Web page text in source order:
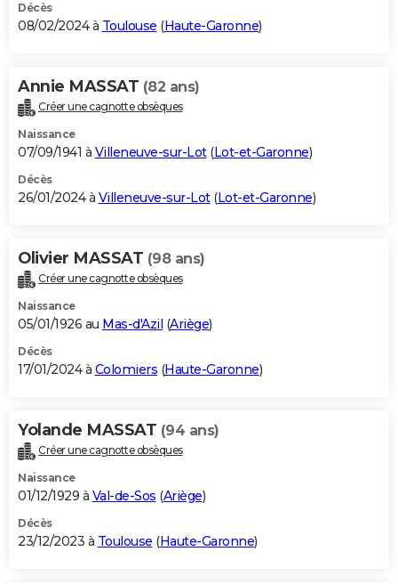
Décès
08/02/2024 à Toulouse (Haute-Garonne)
Annie MASSAT (82 ans)
Créer une cagnotte obsèques
Naissance
07/09/1941 à Villeneuve-sur-Lot(Lot-et-Garonne)
Décès
26/01/2024 à Villeneuve-sur-Lot(Lot-et-Garonne)
Olivier MASSAT (98 ans)
Créer une cagnotte obsèques
Naissance
05/01/1926 au Mas-d'Azil (Ariège)
Décès
17/01/2024 à Colomiers (Haute-Garonne)
Yolande MASSAT (94 ans)
Créer une cagnotte obsèques
Naissance
01/12/1929 à Val-de-Sos (Ariège)
Décès
23/12/2023 à Toulouse (Haute-Garonne)